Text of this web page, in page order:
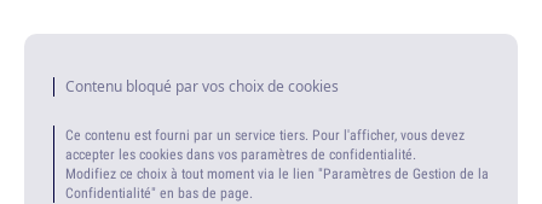
Contenu bloqué par vos choix de cookies
Ce contenu est fourni par un service tiers. Pour l'afficher, vous devez
accepter les cookies dans vos paramètres de confidentialité.
Modifiez ce choix à tout moment via le lien "Paramètres de Gestion de la
Confidentialité" en bas de page.